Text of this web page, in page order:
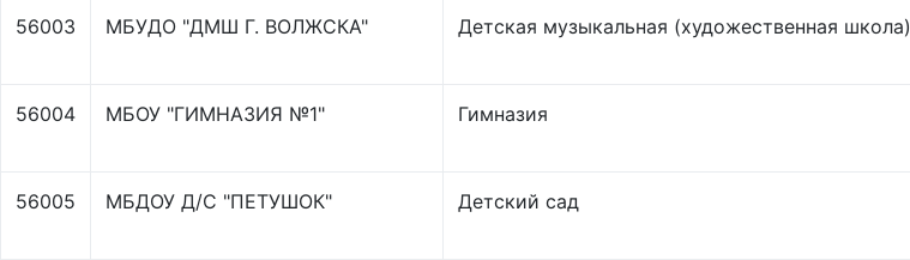
56003 МБУДО "ДМШ Г. ВОЛЖСКА" Детская музыкальная (художественная школа)
56004 МБОУ "ГИМНАЗИЯ №1" Гимназия
56005 МБДОУ Д/С "ПЕТУШОК" Детский сад